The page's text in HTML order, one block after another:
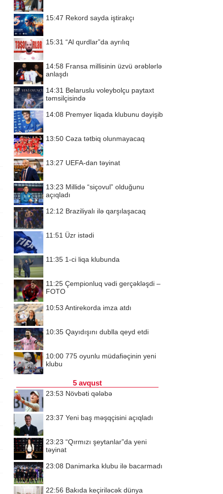
15:47 Rekord sayda iştirakçı
15:31 “Al qurdlar”da ayrılıq
14:58 Fransa millisinin üzvü ərəblərlə
anlaşdı
14:31 Belaruslu voleybolçu paytaxt
təmsilçisində
14:08 Premyer liqada klubunu dəyişib
13:50 Cəza tətbiq olunmayacaq
13:27 UEFA-dan təyinat
13:23 Millidə “siçovul” olduğunu
açıqladı
12:12 Braziliyalı ilə qarşılaşacaq
11:51 Üzr istədi
11:35 1-ci liqa klubunda
11:25 Çempionluq vədi gerçəkləşdi –
FOTO
10:53 Antirekorda imza atdı
10:35 Qayıdışını dublla qeyd etdi
10:00 775 oyunlu müdafiəçinin yeni
klubu
5 avqust
23:53 Növbəti qələbə
23:37 Yeni baş məşqçisini açıqladı
23:23 “Qırmızı şeytanlar”da yeni
təyinat
23:08 Danimarka klubu ilə bacarmadı
22:56 Bakıda keçiriləcək dünya